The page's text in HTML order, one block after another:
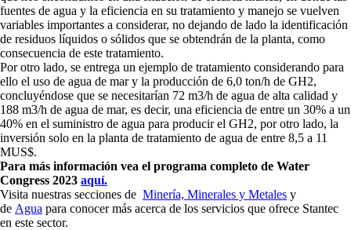
fuentes de agua y la eficiencia en su tratamiento y manejo se vuelven
variables importantes a considerar, no dejando de lado la identificación
de residuos líquidos o sólidos que se obtendrán de la planta, como
consecuencia de este tratamiento.
Por otro lado, se entrega un ejemplo de tratamiento considerando para
ello el uso de agua de mar y la producción de 6,0 ton/h de GH2,
concluyéndose que se necesitarían 72 m3/h de agua de alta calidad y
188 m3/h de agua de mar, es decir, una eficiencia de entre un 30% a un
40% en el suministro de agua para producir el GH2, por otro lado, la
inversión solo en la planta de tratamiento de agua de entre 8,5 a 11
MUS$.
Para más información vea el programa completo de Water
Congress 2023 aquí.
Visita nuestras secciones de Minería, Minerales y Metales y
de Agua para conocer más acerca de los servicios que ofrece Stantec
en este sector.